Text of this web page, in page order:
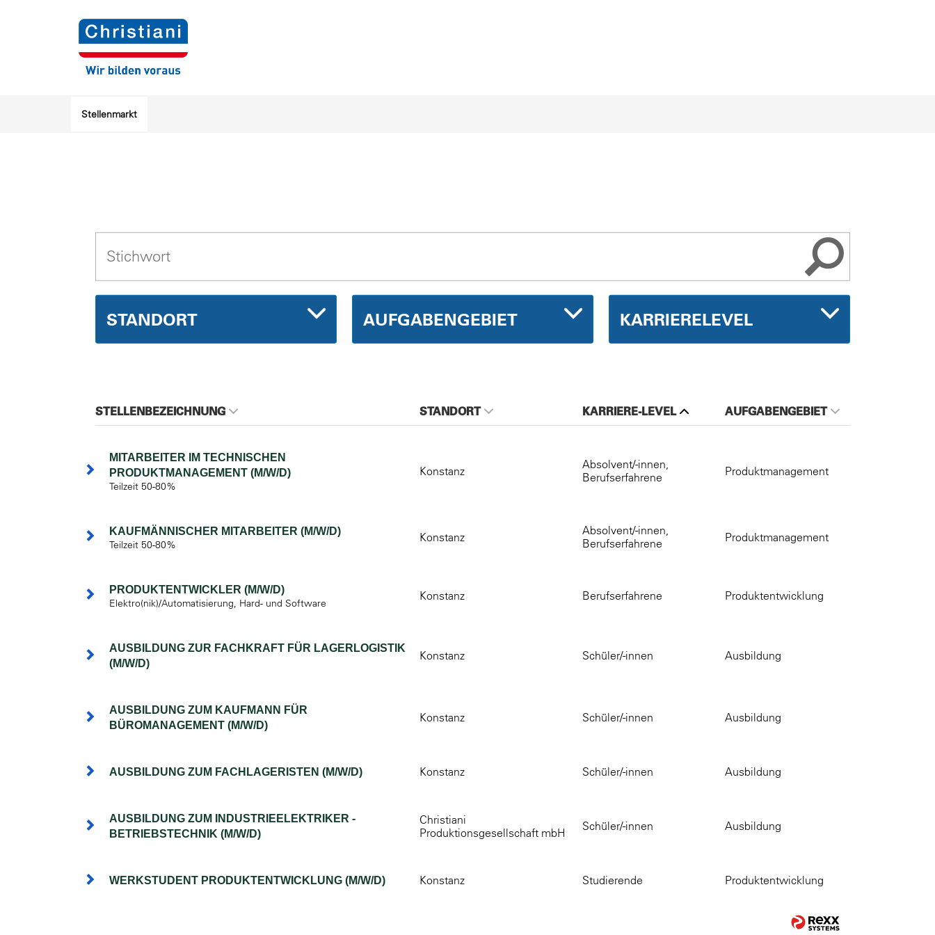
Stellenmarkt
STANDORT AUFGABENGEBIET KARRIERELEVEL
STELLENBEZEICHNUNG STANDORT KARRIERE-LEVEL AUFGABENGEBIET
MITARBEITER IM TECHNISCHEN
PRODUKTMANAGEMENT (M/W/D)
Teilzeit 50-80%
Konstanz
Absolvent/-innen,
Berufserfahrene
Produktmanagement
KAUFMÄNNISCHER MITARBEITER (M/W/D)
Teilzeit 50-80%
Konstanz
Absolvent/-innen,
Berufserfahrene
Produktmanagement
PRODUKTENTWICKLER (M/W/D)
Elektro(nik)/Automatisierung, Hard- und Software
Konstanz Berufserfahrene Produktentwicklung
AUSBILDUNG ZUR FACHKRAFT FÜR LAGERLOGISTIK
(M/W/D)
Konstanz Schüler/-innen Ausbildung
AUSBILDUNG ZUM KAUFMANN FÜR
BÜROMANAGEMENT (M/W/D)
Konstanz Schüler/-innen Ausbildung
AUSBILDUNG ZUM FACHLAGERISTEN (M/W/D) Konstanz Schüler/-innen Ausbildung
AUSBILDUNG ZUM INDUSTRIEELEKTRIKER -
BETRIEBSTECHNIK (M/W/D)
Christiani
Produktionsgesellschaft mbH
Schüler/-innen Ausbildung
WERKSTUDENT PRODUKTENTWICKLUNG (M/W/D) Konstanz Studierende Produktentwicklung